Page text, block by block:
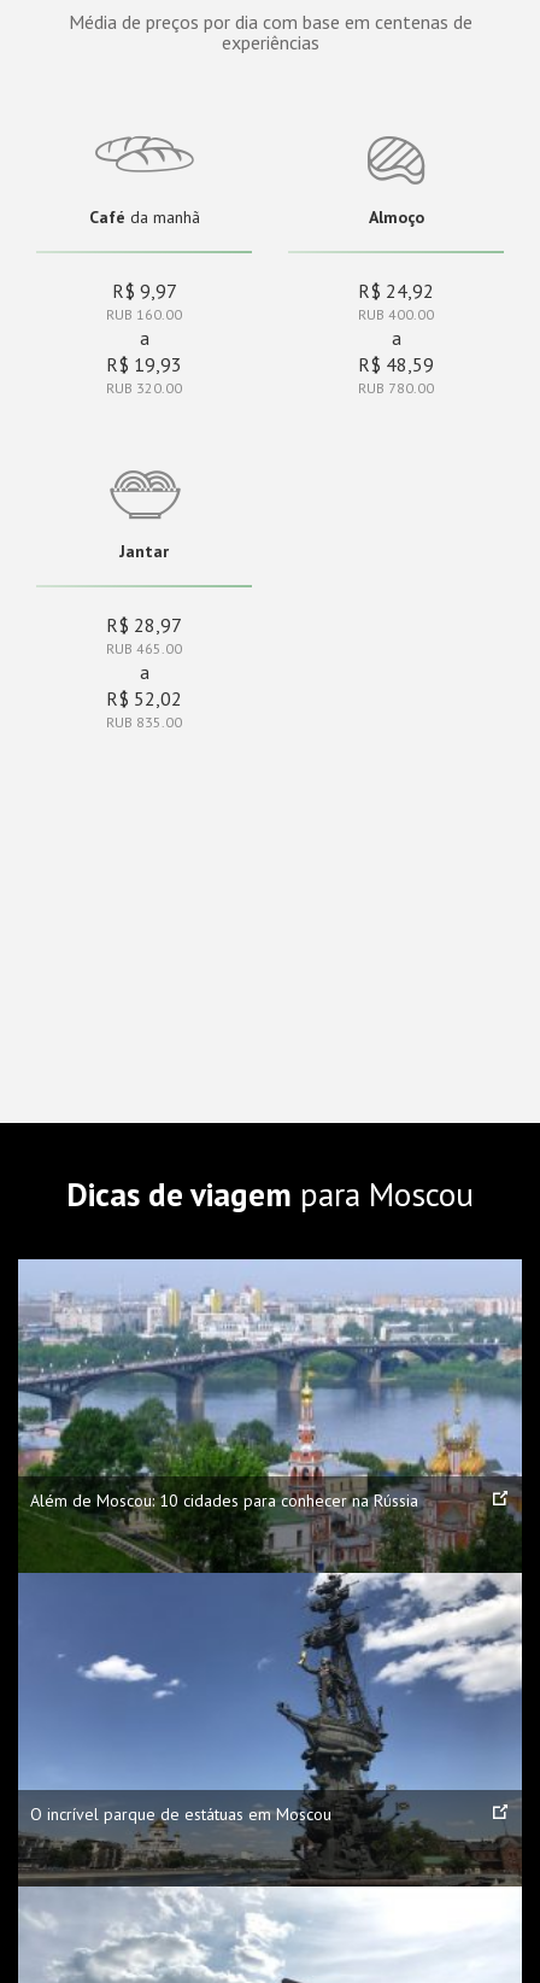
Média de preços por dia com base em centenas de
experiências
Café da manhã
R$ 9,97
RUB 160.00
a
R$ 19,93
RUB 320.00
Almoço
R$ 24,92
RUB 400.00
a
R$ 48,59
RUB 780.00
Jantar
R$ 28,97
RUB 465.00
a
R$ 52,02
RUB 835.00
Dicas de viagem para Moscou
Além de Moscou: 10 cidades para conhecer na Rússia
O incrível parque de estátuas em Moscou